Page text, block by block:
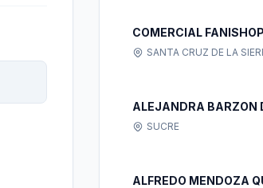
COMERCIAL
SANTA CRUZ DE LA
ALEJANDRA BARZON
SUCRE
ALFREDO MENDOZA